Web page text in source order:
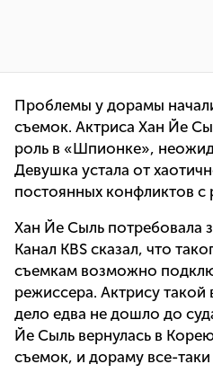
Проблемы у дорамы
съемок. Актриса Хан Йе
роль в «Шпионке»,
Девушка устала от
постоянных конфликтов с
Хан Йе Сыль потребовала
Канал KBS сказал, что
съемкам возможно
режиссера. Актрису такой
дело едва не дошло до
Йе Сыль вернулась в
съемок, и дораму все-таки